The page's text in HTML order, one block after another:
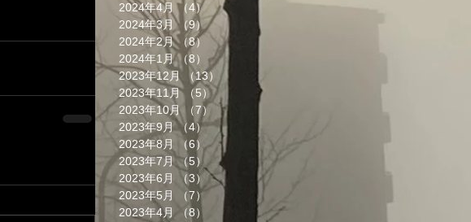
2024年4月 （4）
4件の記事
2024年3月 （9）9件の記事
2024年2月 （8）
8件の記事
2024年1月 （8）
8件の記事
2023年12月
（13） 13件の記事
2023年11月
（5）5件の記事
2023年10月
（7）
7件の記事
2023年9月 （4）4件の記事
2023年8月
（6） 6件の記事
2023年7月 （5） 5件の記事
2023年6月
（3） 3件の記事
2023年5月
（7）
2023年4月
（8）
8件の記事